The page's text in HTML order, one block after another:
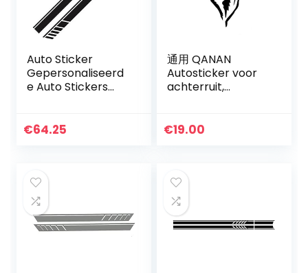
Auto Sticker
Gepersonaliseerd
e Auto Stickers
Styling Stick Auto
€64.25
通用 QANAN
Autosticker voor
achterruit,
autosticker,
€19.00